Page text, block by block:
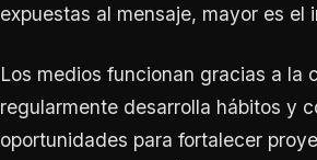
expuestas al mensaje, mayor es el
Los medios funcionan gracias a la
regularmente desarrolla hábitos y
oportunidades para fortalecer